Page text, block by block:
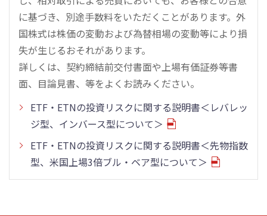
に基づき、別途手数料をいただくことがあります。外
国株式は株価の変動および為替相場の変動等により損
失が生じるおそれがあります。
詳しくは、契約締結前交付書面や上場有価証券等書
面、目論見書、等をよくお読みください。
ETF・ETNの投資リスクに関する説明書＜レバレッ
ジ型、インバース型について＞
ETF・ETNの投資リスクに関する説明書＜先物指数
型、米国上場3倍ブル・ベア型について＞